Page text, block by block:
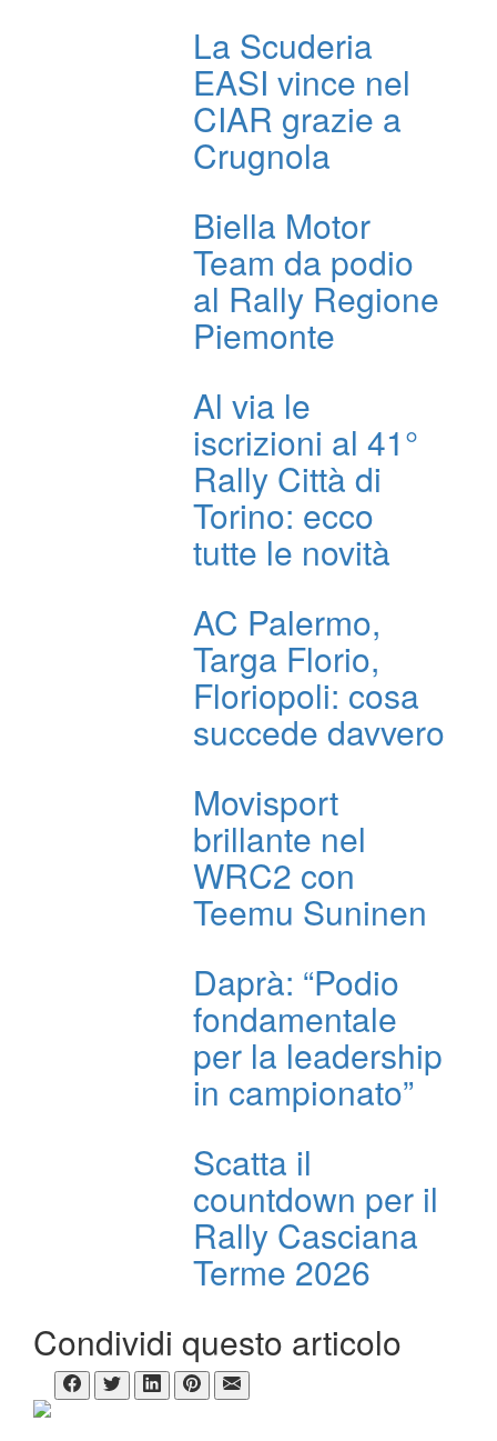
La Scuderia
EASI vince nel
CIAR grazie a
Crugnola
Biella Motor
Team da podio
al Rally Regione
Piemonte
Al via le
iscrizioni al 41°
Rally Città di
Torino: ecco
tutte le novità
AC Palermo,
Targa Florio,
Floriopoli: cosa
succede davvero
Movisport
brillante nel
WRC2 con
Teemu Suninen
Daprà: “Podio
fondamentale
per la leadership
in campionato”
Scatta il
countdown per il
Rally Casciana
Terme 2026
Condividi questo articolo
CHI SIAMO